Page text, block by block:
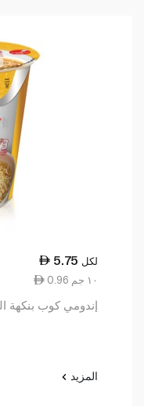
5.75 لكل
0.96 ١٠ جم
إندومي كوب بنكهة الدجاج
المزيد